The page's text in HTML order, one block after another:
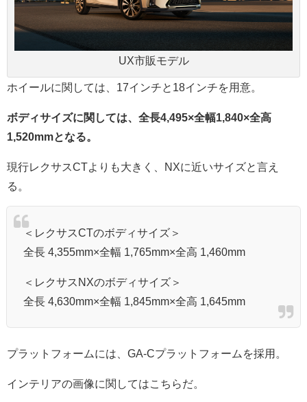
UX市販モデル
ホイールに関しては、17インチと18インチを用意。
ボディサイズに関しては、全長4,495×全幅1,840×全高
1,520mmとなる。
現行レクサスCTよりも大きく、NXに近いサイズと言え
る。
＜レクサスCTのボディサイズ＞
全長 4,355mm×全幅 1,765mm×全高 1,460mm
＜レクサスNXのボディサイズ＞
全長 4,630mm×全幅 1,845mm×全高 1,645mm
プラットフォームには、GA-Cプラットフォームを採用。
インテリアの画像に関してはこちらだ。